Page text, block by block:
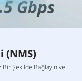
(NMS)
Bir Şekilde Bağlayın ve